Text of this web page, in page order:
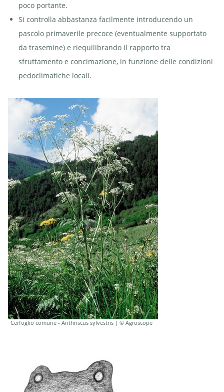
poco portante.
Si controlla abbastanza facilmente introducendo un
pascolo primaverile precoce (eventualmente supportato
da trasemine) e riequilibrando il rapporto tra
sfruttamento e concimazione, in funzione delle condizioni
pedoclimatiche locali.
Cerfoglio comune - Anthriscus sylvestris | © Agroscope